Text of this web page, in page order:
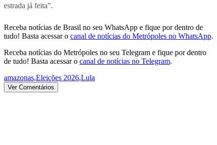
estrada já feita”.
Receba notícias de Brasil no seu WhatsApp e fique por dentro de
tudo! Basta acessar o canal de notícias do Metrópoles no WhatsApp.
Receba notícias do Metrópoles no seu Telegram e fique por dentro
de tudo! Basta acessar o canal de notícias no Telegram.
amazonas,Eleições 2026,Lula
Ver Comentários